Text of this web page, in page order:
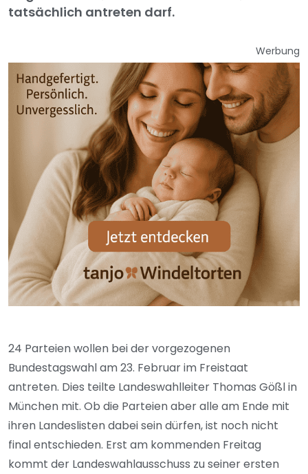
tatsächlich antreten darf.
Werbung
24 Parteien wollen bei der vorgezogenen
Bundestagswahl am 23. Februar im Freistaat
antreten. Dies teilte Landeswahlleiter Thomas Gößl in
München mit. Ob die Parteien aber alle am Ende mit
ihren Landeslisten dabei sein dürfen, ist noch nicht
final entschieden. Erst am kommenden Freitag
kommt der Landeswahlausschuss zu seiner ersten